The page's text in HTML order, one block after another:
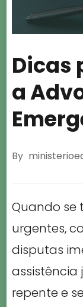
Dicas
a
By
Quando se
urgentes,
disputas
assistência
repente e